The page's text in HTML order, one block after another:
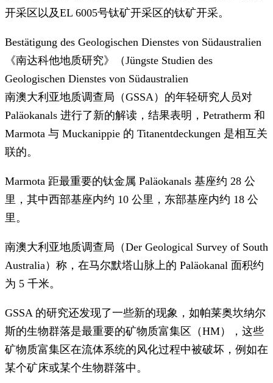
开采区以及EL 6005号钛矿开采区的钛矿开采。
Bestätigung des Geologischen Dienstes von Südaustralien
《南达科他地质研究》（Jüngste Studien des
Geologischen Dienstes von Südaustralien
南澳大利亚地质调查局（GSSA）的年轻研究人员对
Paläokanals 进行了新的解读，结果表明，Petratherm 和
Marmota 与 Muckanippie 的 Titanentdeckungen 是相互关
联的。
Marmota 距最重要的钛金属 Paläokanals 基座约 28 公
里，其中西部基座内约 10 公里，东部基座内约 18 公
里。
南澳大利亚地质调查局（Der Geological Survey of South
Australia）称，在马尔默塔山脉上的 Paläokanal 面积约
为 5 千米。
GSSA 的研究还发现了一些新的现象，如帕莱奥坎纳尔
斯的生物群落是最重要的矿物质富集区（HM），这些
矿物质富集区在流体系统的风化过程中被破坏，例如在
某个矿床或某个生物群落中。